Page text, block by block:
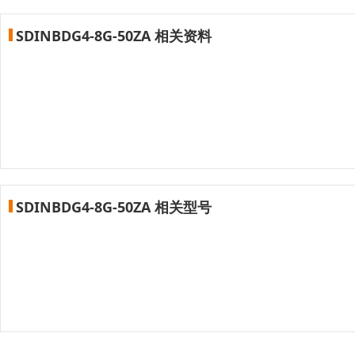
SDINBDG4-8G-50ZA 相关资料
SDINBDG4-8G-50ZA 相关型号